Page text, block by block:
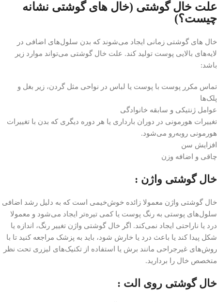
علت خال گوشتی (خال های گوشتی نشانه
چیست؟)
خال های گوشتی زمانی ایجاد می‌شوند که بدن سلول‌های اضافی در
لایه‌های بالایی پوست تولید کند. علت خال گوشتی می‌تواند موارد زیر
باشد:
تماس مکرر پوست با پوست یا لباس در نواحی مثل گردن، زیر بغل و
پلک‌ها
عوامل ژنتیکی و سابقه خانوادگی
تغییرات هورمونی در دوران بارداری یا هر دوره دیگری که بدن با تغییرات
هورمونی روبه‌رو می‌شود.
افزایش سن
چاقی و اضافه وزن
خال گوشتی واژن :
خال‌ گوشتی واژن معمولا زائده‌ خوش‌خیمی است که به دلیل رشد اضافی
سلول‌های پوستی به رنگ پوست یا کمی تیره‌تر ایجاد می‌شود و معمولا
درد یا ناراحتی ایجاد نمی‌کند. اگر خال گوشتی واژن تغییر رنگ، اندازه یا
شکل پیدا کند یا باعث درد یا خارش شود، باید به پزشک مراجعه کنید تا با
روش‌های غیرجراحی مانند برش یا استفاده از تکنیک‌های لیزری تحت نظر
متخصص خال را بردارید.
خال گوشتی روی الت :